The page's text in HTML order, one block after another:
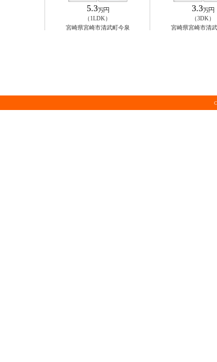
5.3
（1LDK）
宮崎県宮崎市清武町今泉
3.3
（3DK）
宮崎県宮崎市清